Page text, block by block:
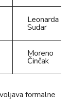
Leonarda
Sudar
Moreno
Činčak
formalne